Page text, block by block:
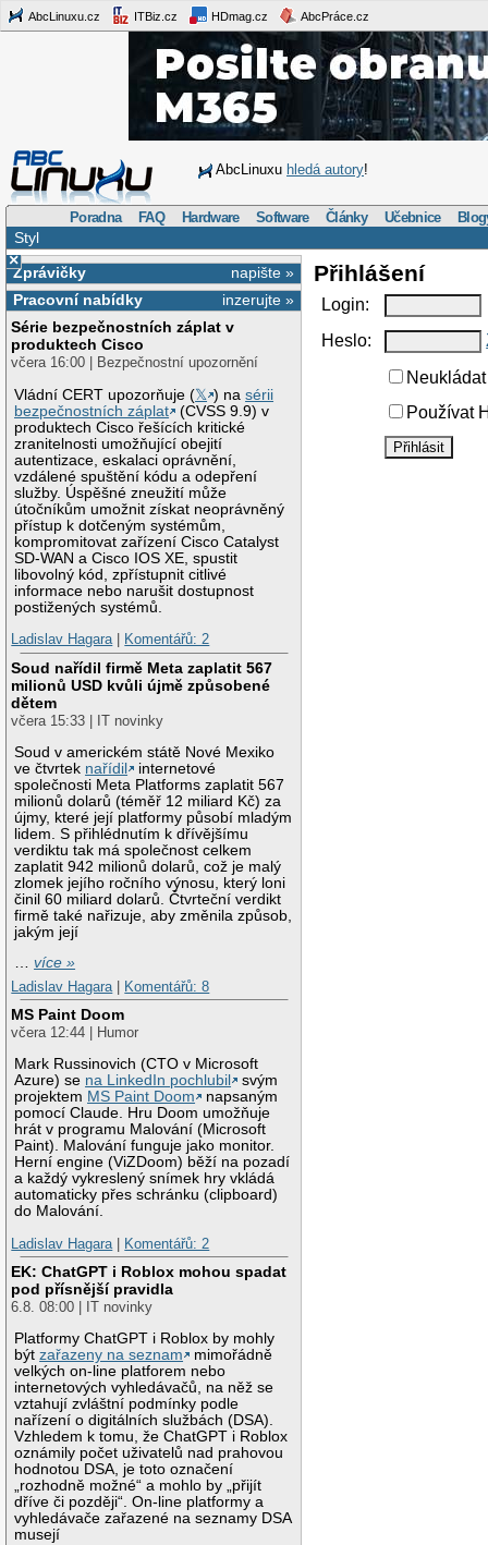
AbcLinuxu.cz ITBiz.cz HDmag.cz AbcPráce.cz
AbcLinuxu hledá autory!
Poradna FAQ Hardware Software Články Učebnice
Styl
×
napište »
Zprávičky
inzerujte »
Pracovní nabídky
Série bezpečnostních záplat v
produktech Cisco
včera 16:00 | Bezpečnostní upozornění
Vládní CERT upozorňuje (𝕏 ) nasérii
bezpečnostních záplat
(CVSS 9.9) v
produktech Cisco řešících kritické
zranitelnosti umožňující obejití
autentizace, eskalaci oprávnění,
vzdálené spuštění kódu a odepření
služby. Úspěšné zneužití může
útočníkům umožnit získat neoprávněný
přístup k dotčeným systémům,
kompromitovat zařízení Cisco Catalyst
SD-WAN a Cisco IOS XE, spustit
libovolný kód, zpřístupnit citlivé
informace nebo narušit dostupnost
postižených systémů.
Ladislav Hagara| Komentářů: 2
Soud nařídil firmě Meta zaplatit 567
milionů USD kvůli újmě způsobené
dětem
včera 15:33 | IT novinky
Soud v americkém státě Nové Mexiko
ve čtvrtek nařídil
internetové
společnosti Meta Platforms zaplatit 567
milionů dolarů (téměř 12 miliard Kč) za
újmy, které její platformy působí mladým
lidem. S přihlédnutím k dřívějšímu
verdiktu tak má společnost celkem
zaplatit 942 milionů dolarů, což je malý
zlomek jejího ročního výnosu, který loni
činil 60 miliard dolarů. Čtvrteční verdikt
firmě také nařizuje, aby změnila způsob,
jakým její
…více »
Ladislav Hagara
Komentářů: 8
MS Paint Doom
včera 12:44 | Humor
Mark Russinovich (CTO v Microsoft
Azure) se na LinkedIn pochlubil
svým
projektem MS Paint Doom
napsaným
pomocí Claude. Hru Doom umožňuje
hrát v programu Malování (Microsoft
Paint). Malování funguje jako monitor.
Herní engine (ViZDoom) běží na pozadí
a každý vykreslený snímek hry vkládá
automaticky přes schránku (clipboard)
do Malování.
Ladislav Hagara
Komentářů: 2
EK: ChatGPT i Roblox mohou spadat
pod přísnější pravidla
6.8. 08:00 | IT novinky
Platformy ChatGPT i Roblox by mohly
býtzařazeny na seznam
mimořádně
velkých on-line platforem nebo
internetových vyhledávačů, na něž se
vztahují zvláštní podmínky podle
nařízení o digitálních službách (DSA).
Vzhledem k tomu, že ChatGPT i Roblox
oznámily počet uživatelů nad prahovou
hodnotou DSA, je toto označení
„rozhodně možné“ a mohlo by „přijít
dříve či později“. On-line platformy a
vyhledávače zařazené na seznamy DSA
musejí
Přihlášení
Login:
Heslo:
Používat